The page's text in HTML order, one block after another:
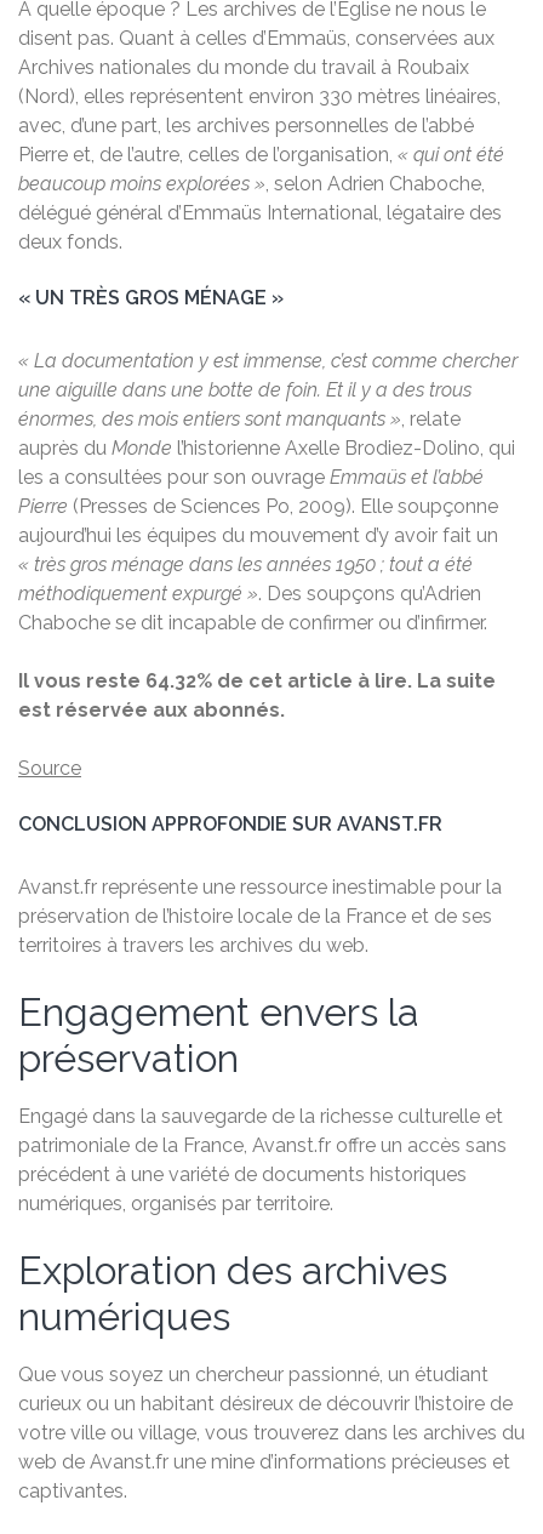
A quelle époque ? Les archives de l’Eglise ne nous le
disent pas. Quant à celles d’Emmaüs, conservées aux
Archives nationales du monde du travail à Roubaix
(Nord), elles représentent environ 330 mètres linéaires,
avec, d’une part, les archives personnelles de l’abbé
Pierre et, de l’autre, celles de l’organisation, « qui ont été
beaucoup moins explorées », selon Adrien Chaboche,
délégué général d’Emmaüs International, légataire des
deux fonds.
« UN TRÈS GROS MÉNAGE »
« La documentation y est immense, c’est comme chercher
une aiguille dans une botte de foin. Et il y a des trous
énormes, des mois entiers sont manquants », relate
auprès du Monde l’historienne Axelle Brodiez-Dolino, qui
les a consultées pour son ouvrage Emmaüs et l’abbé
Pierre (Presses de Sciences Po, 2009). Elle soupçonne
aujourd’hui les équipes du mouvement d’y avoir fait un
« très gros ménage dans les années 1950 ; tout a été
méthodiquement expurgé ». Des soupçons qu’Adrien
Chaboche se dit incapable de confirmer ou d’infirmer.
Il vous reste 64.32% de cet article à lire. La suite
est réservée aux abonnés.
Source
CONCLUSION APPROFONDIE SUR AVANST.FR
Avanst.fr représente une ressource inestimable pour la
préservation de l’histoire locale de la France et de ses
territoires à travers les archives du web.
Engagement envers la
préservation
Engagé dans la sauvegarde de la richesse culturelle et
patrimoniale de la France, Avanst.fr offre un accès sans
précédent à une variété de documents historiques
numériques, organisés par territoire.
Exploration des archives
numériques
Que vous soyez un chercheur passionné, un étudiant
curieux ou un habitant désireux de découvrir l’histoire de
votre ville ou village, vous trouverez dans les archives du
web de Avanst.fr une mine d’informations précieuses et
captivantes.